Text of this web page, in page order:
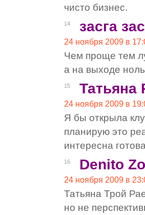
чисто бизнес.
14 засга
24 ноября 2009 в
Чем проще тем
а на выходе
15 Татьяна
24 ноября 2009 в
Я бы открыла
планирую это
интересна
16 Denito
24 ноября 2009 в
Татьяна Трой
но не